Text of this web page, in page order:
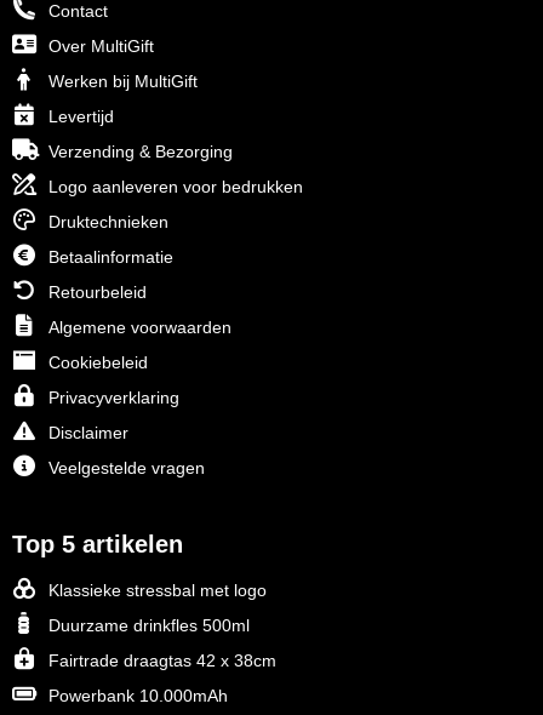
Contact
Over MultiGift
Werken bij MultiGift
Levertijd
Verzending & Bezorging
Logo aanleveren voor bedrukken
Druktechnieken
Betaalinformatie
Retourbeleid
Algemene voorwaarden
Cookiebeleid
Privacyverklaring
Disclaimer
Veelgestelde vragen
Top 5 artikelen
Klassieke stressbal met logo
Duurzame drinkfles 500ml
Fairtrade draagtas 42 x 38cm
Powerbank 10.000mAh